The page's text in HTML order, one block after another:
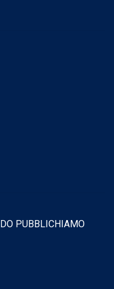
PUBBLICHIAMO